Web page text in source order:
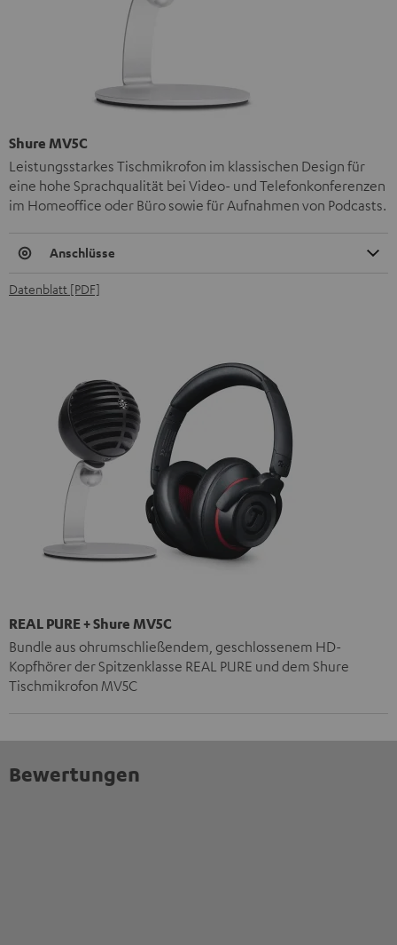
Shure MV5C
Leistungsstarkes Tischmikrofon im klassischen Design für
eine hohe Sprachqualität bei Video- und Telefonkonferenzen
im Homeoffice oder Büro sowie für Aufnahmen von Podcasts.
Anschlüsse
Datenblatt [PDF]
REAL PURE + Shure MV5C
Bundle aus ohrumschließendem, geschlossenem HD-
Kopfhörer der Spitzenklasse REAL PURE und dem Shure
Tischmikrofon MV5C
Bewertungen